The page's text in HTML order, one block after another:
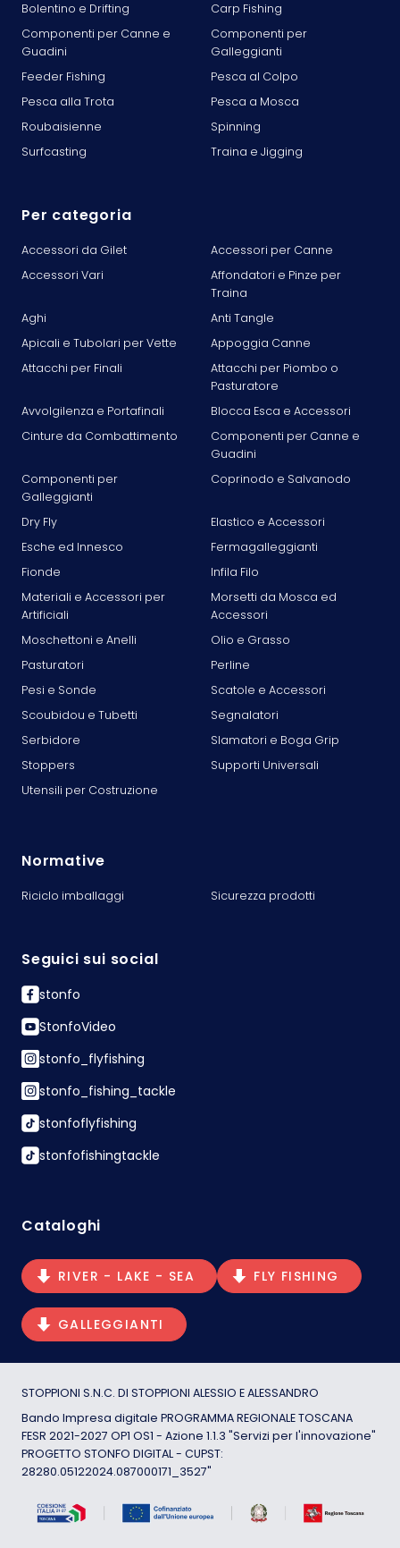
Bolentino e Drifting
Carp Fishing
Componenti per Canne e
Guadini
Componenti per
Galleggianti
Feeder Fishing
Pesca al Colpo
Pesca alla Trota
Pesca a Mosca
Roubaisienne
Spinning
Surfcasting
Traina e Jigging
Per categoria
Accessori da Gilet
Accessori per Canne
Accessori Vari
Affondatori e Pinze per
Traina
Aghi
Anti Tangle
Apicali e Tubolari per Vette
Appoggia Canne
Attacchi per Finali
Attacchi per Piombo o
Pasturatore
Avvolgilenza e Portafinali
Blocca Esca e Accessori
Cinture da Combattimento
Componenti per Canne e
Guadini
Componenti per
Galleggianti
Coprinodo e Salvanodo
Dry Fly
Elastico e Accessori
Esche ed Innesco
Fermagalleggianti
Fionde
Infila Filo
Materiali e Accessori per
Artificiali
Morsetti da Mosca ed
Accessori
Moschettoni e Anelli
Olio e Grasso
Pasturatori
Perline
Pesi e Sonde
Scatole e Accessori
Scoubidou e Tubetti
Segnalatori
Serbidore
Slamatori e Boga Grip
Stoppers
Supporti Universali
Utensili per Costruzione
Normative
Riciclo imballaggi Sicurezza prodotti
Seguici sui social
stonfo
StonfoVideo
stonfo_flyfishing
stonfo_fishing_tackle
stonfoflyfishing
stonfofishingtackle
Cataloghi
RIVER - LAKE - SEA FLY FISHING
GALLEGGIANTI
STOPPIONI S.N.C. DI STOPPIONI ALESSIO E ALESSANDRO
Bando Impresa digitale PROGRAMMA REGIONALE TOSCANA
FESR 2021-2027 OP1 OS1 - Azione 1.1.3 "Servizi per l'innovazione"
PROGETTO STONFO DIGITAL - CUPST:
28280.05122024.087000171_3527"